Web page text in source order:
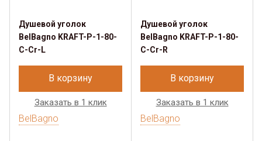
Душевой уголок
BelBagno KRAFT-P-1-80-
C-Cr-L
В корзину
Заказать в 1 клик
BelBagno
Душевой уголок
BelBagno KRAFT-P-1-80-
C-Cr-R
В корзину
Заказать в 1 клик
BelBagno